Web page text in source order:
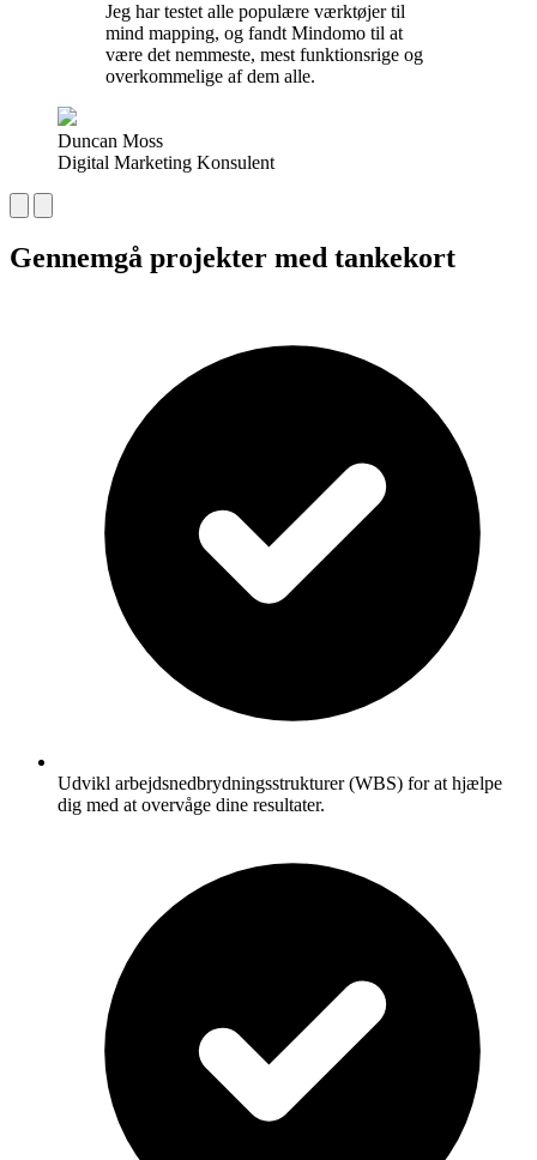
Jeg har testet alle populære værktøjer til
mind mapping, og fandt Mindomo til at
være det nemmeste, mest funktionsrige og
overkommelige af dem alle.
Duncan Moss
Digital Marketing Konsulent
Gennemgå projekter med tankekort
Udvikl arbejdsnedbrydningsstrukturer (WBS) for at hjælpe
dig med at overvåge dine resultater.